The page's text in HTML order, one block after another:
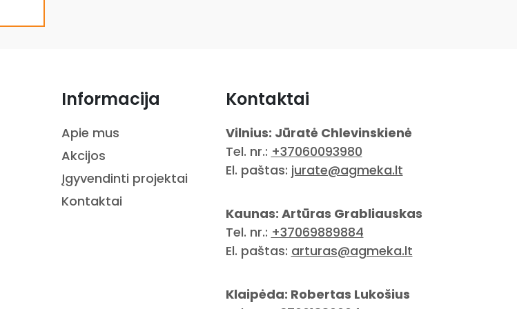
Informacija
Apie mus
Akcijos
Įgyvendinti projektai
Kontaktai
Kontaktai
Vilnius: Jūratė Chlevinskienė
Tel. nr.: +37060093980
El. paštas: jurate@agmeka.lt
Kaunas: Artūras Grabliauskas
Tel. nr.: +37069889884
El. paštas: arturas@agmeka.lt
Klaipėda: Robertas Lukošius